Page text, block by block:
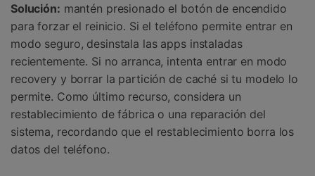
Solución: mantén presionado el botón de encendido
para forzar el reinicio. Si el teléfono permite entrar en
modo seguro, desinstala las apps instaladas
recientemente. Si no arranca, intenta entrar en modo
recovery y borrar la partición de caché si tu modelo lo
permite. Como último recurso, considera un
restablecimiento de fábrica o una reparación del
sistema, recordando que el restablecimiento borra los
datos del teléfono.